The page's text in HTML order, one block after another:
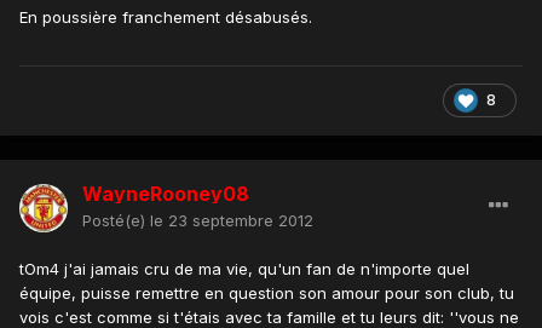
En poussière franchement désabusés.
8
WayneRooney08
Posté(e) le 23 septembre 2012
tOm4 j'ai jamais cru de ma vie, qu'un fan de n'importe quel
équipe, puisse remettre en question son amour pour son club, tu
vois c'est comme si t'étais avec ta famille et tu leurs dit: ''vous ne